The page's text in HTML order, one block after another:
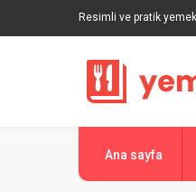
Resimli ve pratik
Ana sayfa